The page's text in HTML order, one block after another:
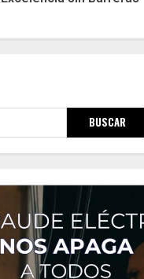
BUSCAR